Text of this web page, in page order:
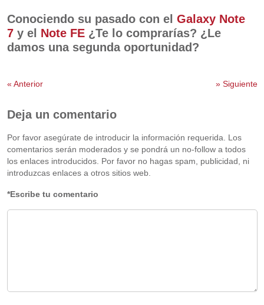
Conociendo su pasado con el Galaxy Note
7y el Note FE¿Te lo comprarías? ¿Le
damos una segunda oportunidad?
« Anterior »Siguiente
Deja un comentario
Por favor asegúrate de introducir la información requerida. Los
comentarios serán moderados y se pondrá un no-follow a todos
los enlaces introducidos. Por favor no hagas spam, publicidad, ni
introduzcas enlaces a otros sitios web.
*Escribe tu comentario